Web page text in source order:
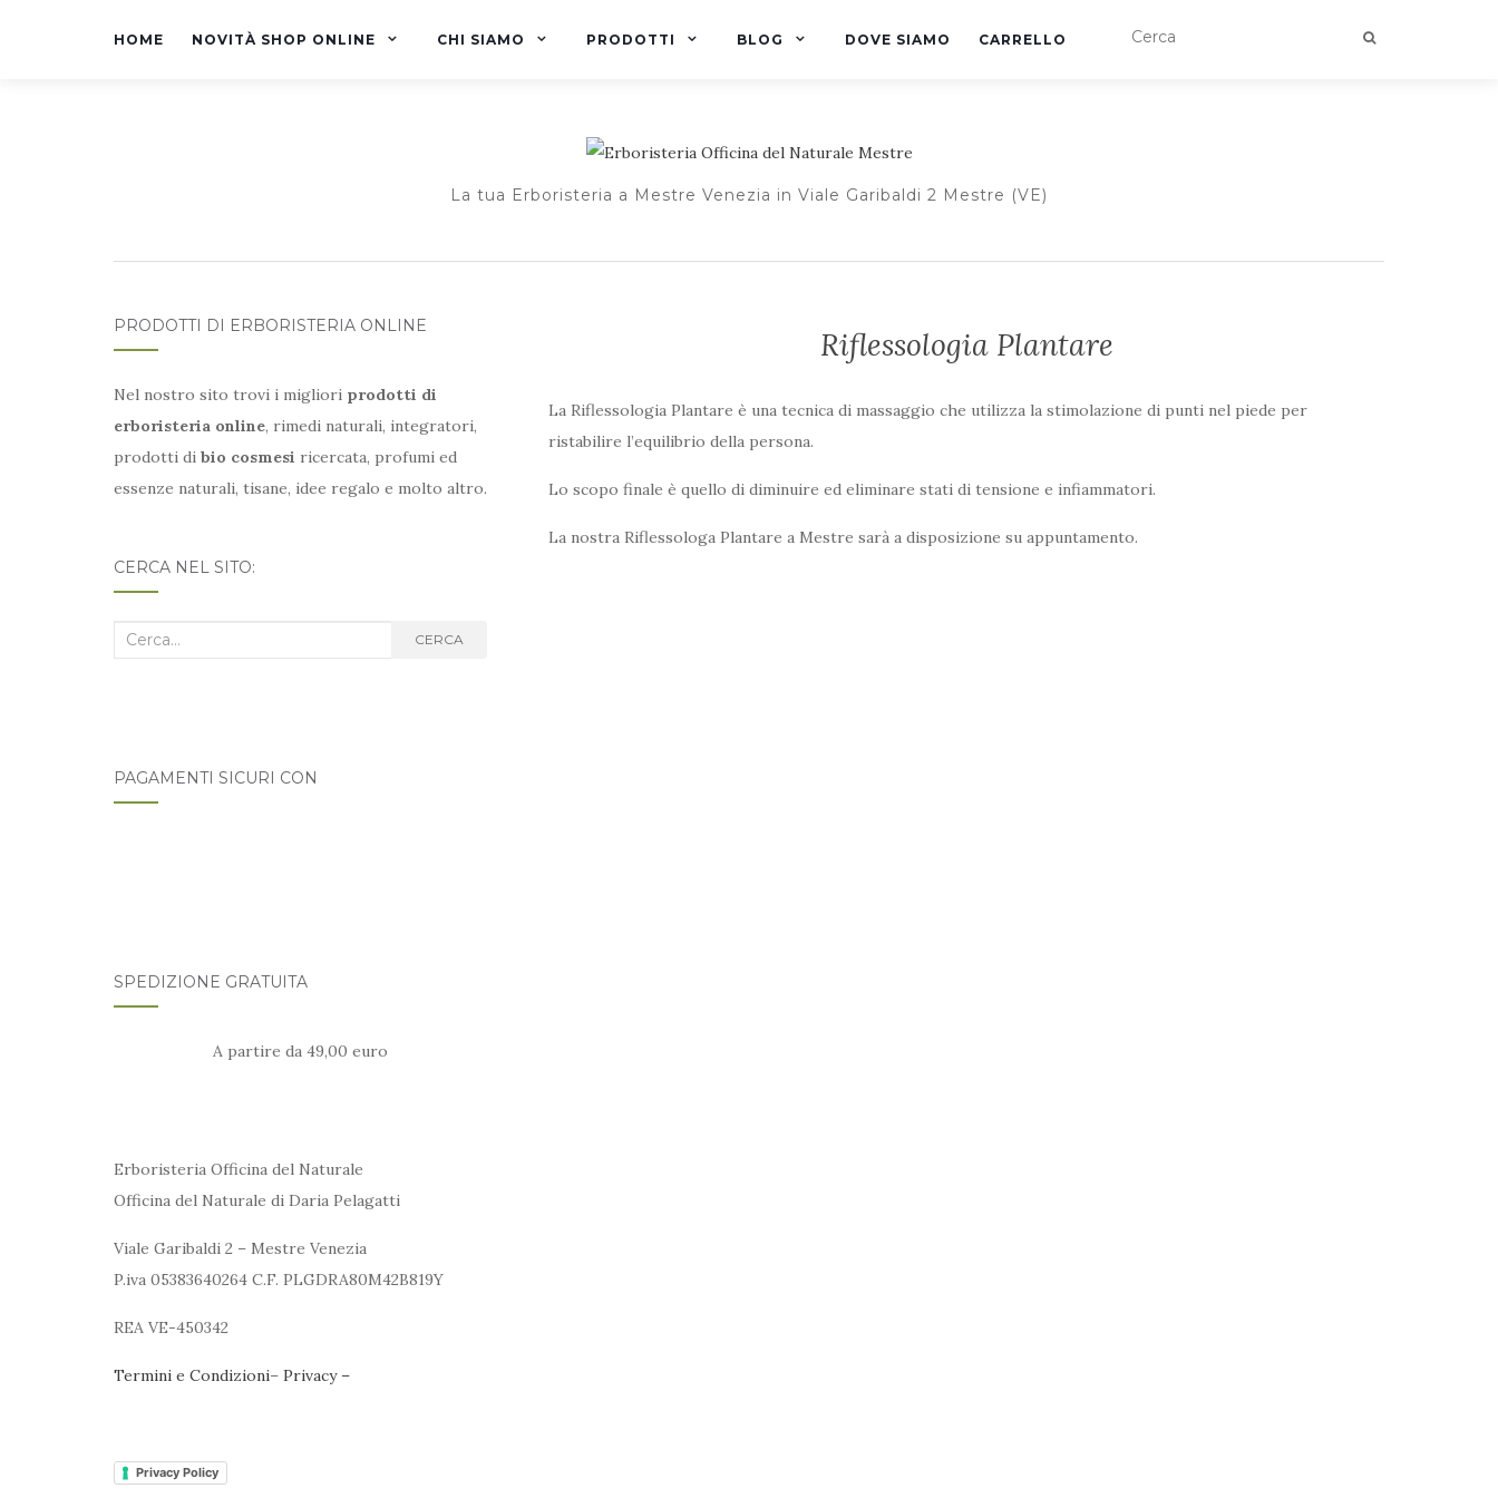
HOME NOVITÀ SHOP ONLINE CHI SIAMO PRODOTTI BLOG DOVE SIAMO CARRELLO
La tua Erboristeria a Mestre Venezia in Viale Garibaldi 2 Mestre (VE)
Riflessologia Plantare
La Riflessologia Plantare è una tecnica di massaggio che utilizza la stimolazione di punti nel piede per
ristabilire l’equilibrio della persona.
Lo scopo finale è quello di diminuire ed eliminare stati di tensione e infiammatori.
La nostra Riflessologa Plantare a Mestre sarà a disposizione su appuntamento.
PRODOTTI DI ERBORISTERIA ONLINE
Nel nostro sito trovi i migliori prodotti di
erboristeria online, rimedi naturali, integratori,
prodotti di bio cosmesi ricercata, profumi ed
essenze naturali, tisane, idee regalo e molto altro.
CERCA NEL SITO:
Cerca
CERCA
PAGAMENTI SICURI CON
SPEDIZIONE GRATUITA
A partire da 49,00 euro
Erboristeria Officina del Naturale
Officina del Naturale di Daria Pelagatti
Viale Garibaldi 2 – Mestre Venezia
P.iva 05383640264 C.F. PLGDRA80M42B819Y
REA VE-450342
Termini e Condizioni– Privacy –
Privacy Policy